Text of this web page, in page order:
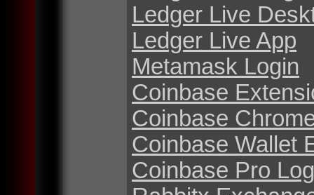
Ledger Live
Ledger Live App
Metamask Login
Coinbase
Coinbase
Coinbase Wallet
Coinbase Pro